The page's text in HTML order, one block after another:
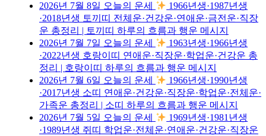
2026년 7월 8일 오늘의 운세
1966년생·1987년생
·2018년생 토끼띠 전체운·건강운·연애운·금전운·직장
운 총정리 | 토끼띠 하루의 흐름과 행운 메시지
2026년 7월 7일 오늘의 운세
1963년생·1966년생
·2022년생 호랑이띠 연애운·직장운·학업운·건강운 총
정리 | 호랑이띠 하루의 흐름과 행운 메시지
2026년 7월 6일 오늘의 운세
1966년생·1990년생
·2017년생 소띠 연애운·건강운·직장운·학업운·전체운·
가족운 총정리 | 소띠 하루의 흐름과 행운 메시지
2026년 7월 5일 오늘의 운세
1969년생·1981년생
·1989년생 쥐띠 학업운·전체운·연애운·건강운·직장운